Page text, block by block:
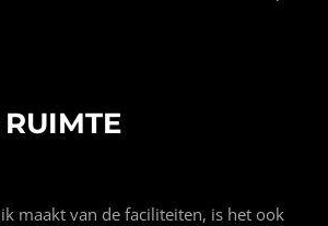
maakt van de faciliteiten, is het ook